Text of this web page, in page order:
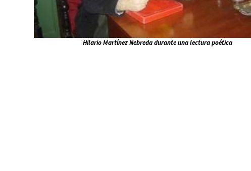
Hilario Martínez Nebreda durante una lectura poética